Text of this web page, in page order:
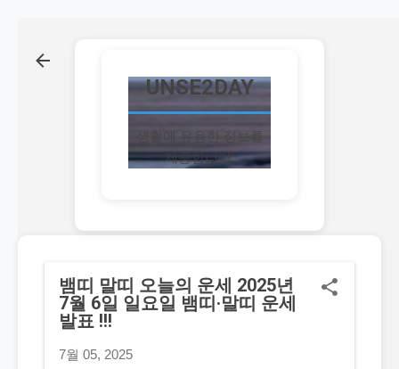
UNSE2DAY
생활에 유용한 정보를
제공합니다.
뱀띠 말띠 오늘의 운세 2025년
7월 6일 일요일 뱀띠·말띠 운세
발표 !!!
7월 05, 2025